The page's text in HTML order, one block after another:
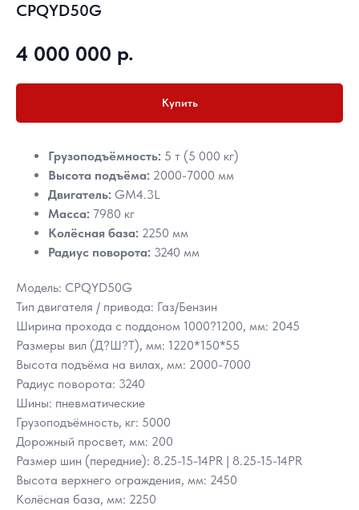
CPQYD50G
4 000 000 р.
Купить
Грузоподъёмность: 5 т (5 000 кг)
Высота подъёма: 2000-7000 мм
Двигатель: GM4.3L
Масса: 7980 кг
Колёсная база: 2250 мм
Радиус поворота: 3240 мм
Модель: CPQYD50G
Тип двигателя / привода: Газ/Бензин
Ширина прохода с поддоном 1000?1200, мм: 2045
Размеры вил (Д?Ш?Т), мм: 1220*150*55
Высота подъёма на вилах, мм: 2000-7000
Радиус поворота: 3240
Шины: пневматические
Грузоподъёмность, кг: 5000
Дорожный просвет, мм: 200
Размер шин (передние): 8.25-15-14PR | 8.25-15-14PR
Высота верхнего ограждения, мм: 2450
Колёсная база, мм: 2250